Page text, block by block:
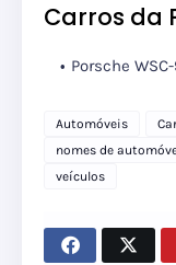
Carros da
Porsche
Automóveis
nomes de
veículos